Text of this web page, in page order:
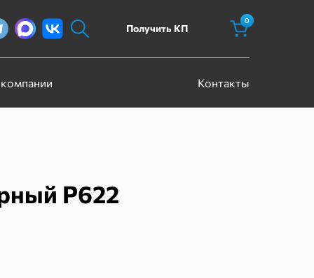
Получить КП
0
Контакты
Р622